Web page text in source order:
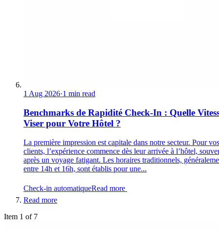
1 Aug 2026·1 min read
Benchmarks de Rapidité Check-In : Quelle
Viser pour Votre Hôtel ?
La première impression est capitale dans notre secteur. Pour vos
clients, l’expérience commence dès leur arrivée à l’hôtel,
après un voyage fatigant. Les horaires traditionnels,
entre 14h et 16h, sont établis pour une...
Check-in automatiqueRead more
Read more
Item 1 of 7